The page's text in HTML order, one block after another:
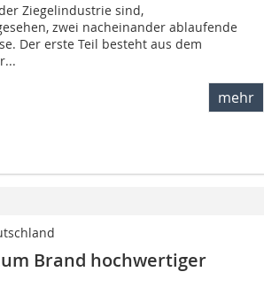
Ziegelindustrie sind,
zwei nacheinander ablaufende
Der erste Teil besteht aus dem
mehr
Brand hochwertiger